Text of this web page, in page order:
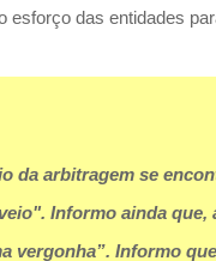
das entidades
arbitragem se
Informo ainda
vergonha”. Informo